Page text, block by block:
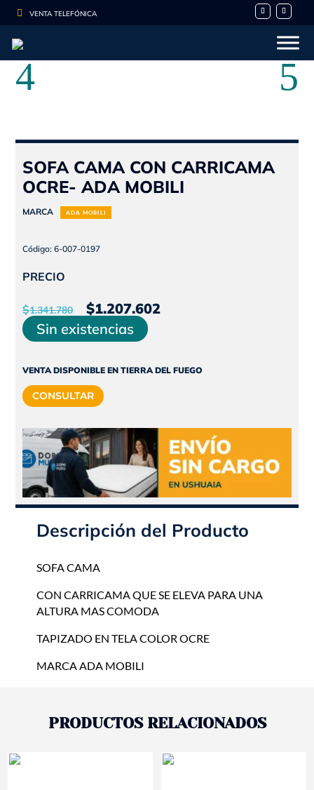
 VENTA TELEFÓNICA
SOFA CAMA CON CARRICAMA
OCRE- ADA MOBILI
MARCA ADA MOBILI
Código: 6-007-0197
PRECIO
$1.341.780
El
precio
original
era:
$1.341.780.
$1.207.602El
es:
Sin existencias
VENTA DISPONIBLE EN TIERRA DEL FUEGO
CONSULTAR
Descripción del Producto
SOFA CAMA
CON CARRICAMA QUE SE ELEVA PARA UNA
ALTURA MAS COMODA
TAPIZADO EN TELA COLOR OCRE
MARCA ADA MOBILI
PRODUCTOS RELACIONADOS